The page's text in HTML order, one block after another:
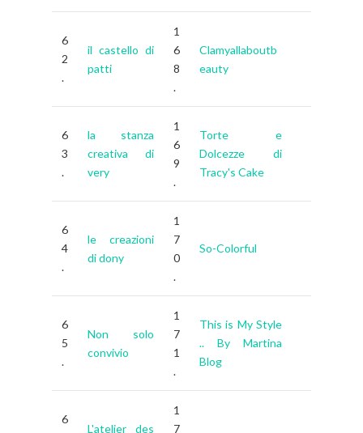
6
2
.
il castello di
patti
1
6
8
.
Clamyallaboutb
eauty
6
3
.
la stanza
creativa di
very
1
6
9
.
Torte e
Dolcezze di
Tracy's Cake
6
4
.
le creazioni
di dony
1
7
0
.
So-Colorful
6
5
.
Non solo
convivio
1
7
1
.
This is My Style
.. By Martina
Blog
6
L'atelier des
1
7